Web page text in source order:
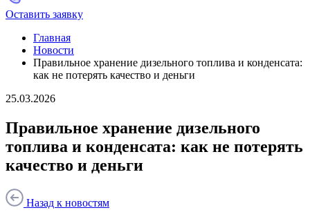
Оставить заявку
Главная
Новости
Правильное хранение дизельного топлива и конденсата:
как не потерять качество и деньги
25.03.2026
Правильное хранение дизельного
топлива и конденсата: как не потерять
качество и деньги
Назад к новостям